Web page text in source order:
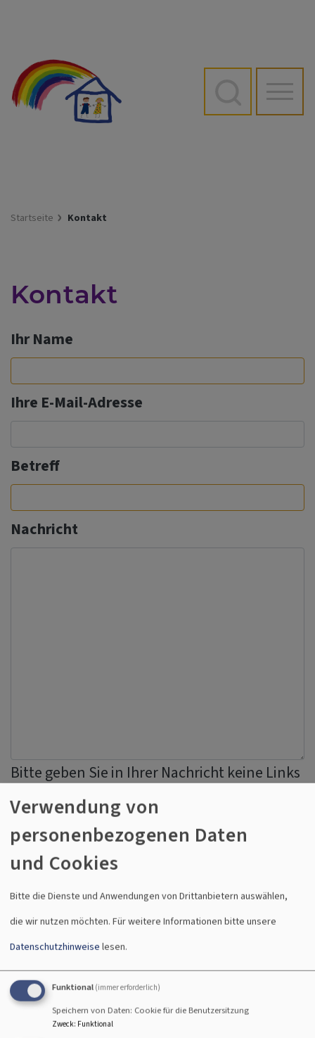
Inhalt
Startseite Kontakt
Kontakt
Ihr Name
Ihre E-Mail-Adresse
Betreff
Nachricht
Bitte geben Sie in Ihrer Nachricht keine Links
oder Internetadressen an.
Einwilligung
Sie erklären sich damit einverstanden, dass Ihre Daten zur
Bearbeitung Ihres Anliegens verwendet werden. Weitere
Informationen und Widerrufshinweise finden Sie in der
Datenschutzerklärung.
CAPTCHA
Math question (3 + 2 =)
Verwendung von
personenbezogenen Daten
und Cookies
Bitte die Dienste und Anwendungen von Drittanbietern auswählen,
die wir nutzen möchten. Für weitere Informationen bitte unsere
Datenschutzhinweise lesen.
Funktional (immer erforderlich)
Speichern von Daten: Cookie für die Benutzersitzung
Zweck: Funktional